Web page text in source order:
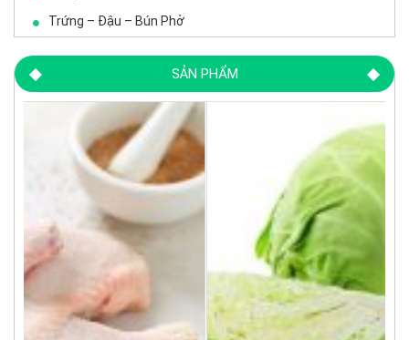
Trứng – Đậu – Bún Phở
SẢN PHẨM